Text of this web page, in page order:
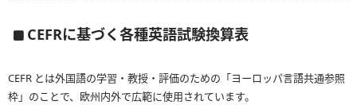
CEFRに基づく各種英語試験換算表
CEFR とは外国語の学習・教授・評価のための「ヨーロッパ言語共通参照
枠」のことで、欧州内外で広範に使用されています。